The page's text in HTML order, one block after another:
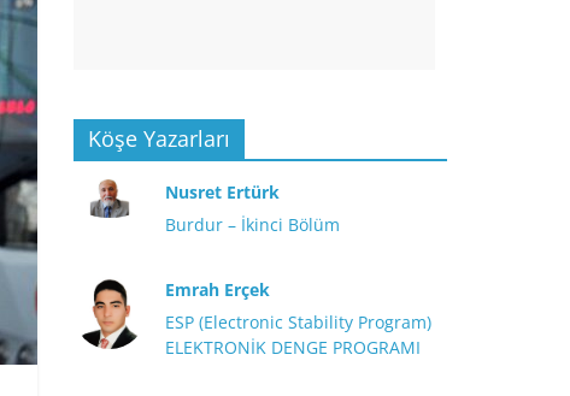
Köşe Yazarları
Nusret Ertürk
Burdur – İkinci Bölüm
Emrah Erçek
ESP (Electronic Stability Program)
ELEKTRONİK DENGE PROGRAMI